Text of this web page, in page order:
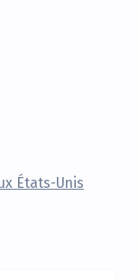
États-Unis